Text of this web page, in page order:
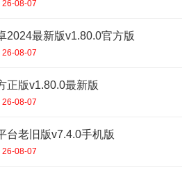
26-08-07
2024最新版v1.80.0官方版
26-08-07
正版v1.80.0最新版
26-08-07
台老旧版v7.4.0手机版
26-08-07